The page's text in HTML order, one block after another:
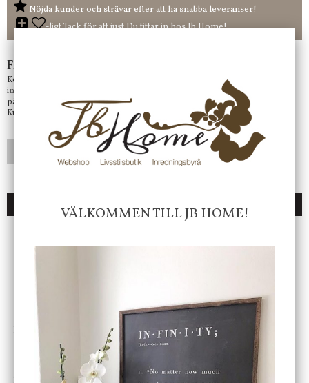
Nöjda kunder och strävar efter att ha snabba leveranser!
-ligt Tack för att just Du tittar in hos Jb Home!
Frågor?
Kontakta oss på
info@jbhome.se
på mail så fort vi kan.
Kundtjänst telefontid öppet vardagar mellan 10.00 - 15.00
LÄGG I ÖNSKELISTA
DU KANSKE OCKSÅ ÄR INTRESSERAD AV
ENDAST 1 ST KVAR I LAGER
Cloudy kruka mini, vit
Star Trading
Bordslampa Mushroom
VÄLKOMMEN TILL JB HOME!